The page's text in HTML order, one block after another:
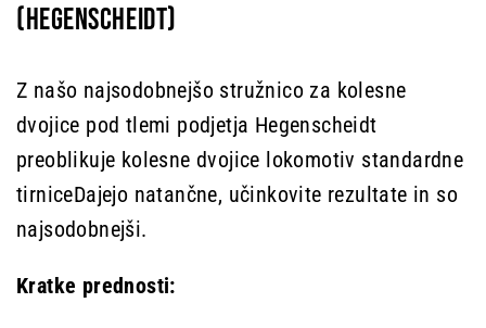
(HEGENSCHEIDT)
Z našo najsodobnejšo stružnico za kolesne
dvojice pod tlemi podjetja Hegenscheidt
preoblikuje kolesne dvojice lokomotiv standardne
tirniceDajejo natančne, učinkovite rezultate in so
najsodobnejši.
Kratke prednosti: